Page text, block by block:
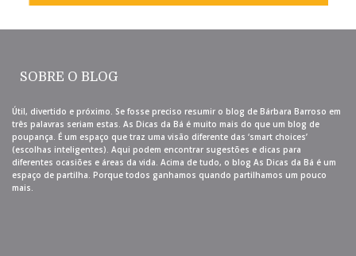
SOBRE O BLOG
Útil, divertido e próximo. Se fosse preciso resumir o blog de Bárbara Barroso em
três palavras seriam estas. As Dicas da Bá é muito mais do que um blog de
poupança. É um espaço que traz uma visão diferente das ‘smart choices’
(escolhas inteligentes). Aqui podem encontrar sugestões e dicas para
diferentes ocasiões e áreas da vida. Acima de tudo, o blog As Dicas da Bá é um
espaço de partilha. Porque todos ganhamos quando partilhamos um pouco
mais.